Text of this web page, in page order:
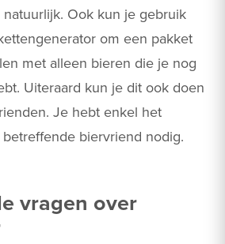
Ook kun je gebruik
om een pakket
met alleen bieren die je nog
Uiteraard kun je dit ook doen
Je hebt enkel het
biervriend nodig.
vragen over